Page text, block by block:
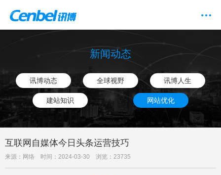
新闻动态
讯博动态 全球视野 讯博人生
建站知识 网站优化
互联网自媒体今日头条运营技巧
来源：网络 时间：2024-03-30 浏览：23735